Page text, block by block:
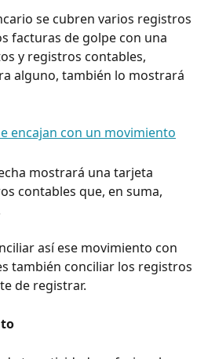
se cubren varios registros
facturas de golpe con una
y registros contables,
alguno, también lo mostrará
mostrará una tarjeta
contables que, en suma,
así ese movimiento con
también conciliar los registros
de registrar.